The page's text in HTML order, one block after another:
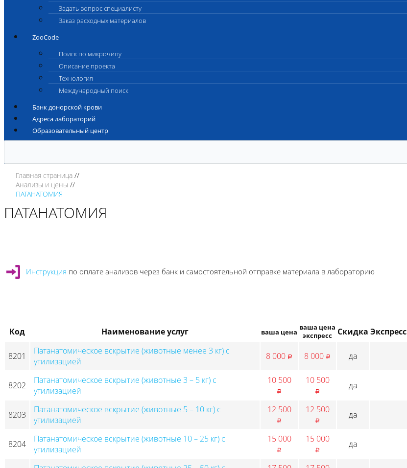
Задать вопрос специалисту
Заказ расходных материалов
ZooCode
Поиск по микрочипу
Описание проекта
Технология
Международный поиск
Банк донорской крови
Адреса лабораторий
Образовательный центр
Главная страница
Анализы и цены
ПАТАНАТОМИЯ
ПАТАНАТОМИЯ
Инструкция по оплате анализов через банк и самостоятельной отправке материала в лабораторию
Код Наименование услуг ваша цена
ваша цена
экспресс
Скидка Экспресс
8201
Патанатомическое вскрытие (животные менее 3 кг) с
утилизацией
8 000 p 8 000 p да
8202
Патанатомическое вскрытие (животные 3 – 5 кг) с
утилизацией
10 500
p
10 500
p
да
8203
Патанатомическое вскрытие (животные 5 – 10 кг) с
утилизацией
12 500
p
12 500
p
да
8204
Патанатомическое вскрытие (животные 10 – 25 кг) с
утилизацией
15 000
p
15 000
p
да